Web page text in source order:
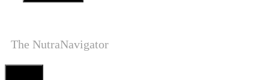
The NutraNavigator